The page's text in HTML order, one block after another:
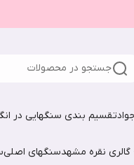
جستجو در محصولات
تقسیم بندی سنگهایی در
نقره مشهدسنگهای اصلی